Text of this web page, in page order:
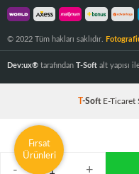
- +
© 2022 Tüm hakları saklıdır.
Dev:ux® tarafından T-Soft alt yapısı
T-Soft E-Ticaret
Fırsat
Ürünleri